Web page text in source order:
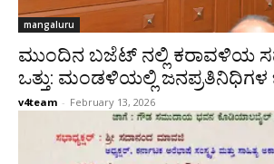
mangaluru
ಮುಂದಿನ ಬಜೆಟ್ ನಲ್ಲಿ ಕರಾವಳಿಯ
ಒತ್ತು: ಮಂಡಳಿಯಲ್ಲಿ ಜನಪ್ರತಿನಿಧಿಗಳ
v4team - February 13, 2026